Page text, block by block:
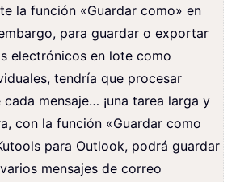
la función «Guardar como» en
para guardar o exportar
electrónicos en lote como
tendría que procesar
cada mensaje… ¡una tarea larga y
con la función «Guardar como
para Outlook, podrá guardar
mensajes de correo